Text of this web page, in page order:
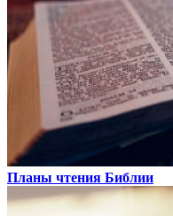
Планы чтения Библии